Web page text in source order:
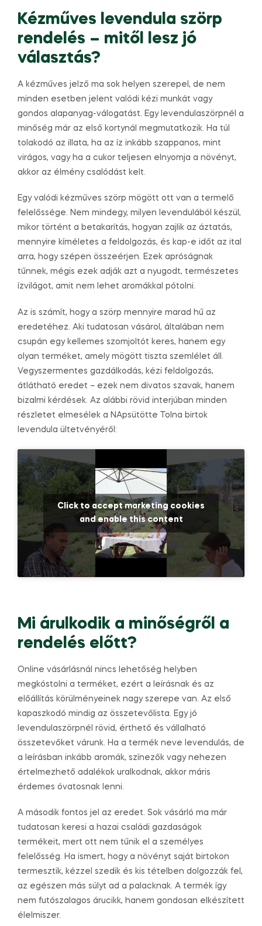
Kézműves levendula szörp
rendelés – mitől lesz jó
választás?
A kézműves jelző ma sok helyen szerepel, de nem
minden esetben jelent valódi kézi munkát vagy
gondos alapanyag-válogatást. Egy levendulaszörpnél a
minőség már az első kortynál megmutatkozik. Ha túl
tolakodó az illata, ha az íz inkább szappanos, mint
virágos, vagy ha a cukor teljesen elnyomja a növényt,
akkor az élmény csalódást kelt.
Egy valódi kézműves szörp mögött ott van a termelő
felelőssége. Nem mindegy, milyen levendulából készül,
mikor történt a betakarítás, hogyan zajlik az áztatás,
mennyire kíméletes a feldolgozás, és kap-e időt az ital
arra, hogy szépen összeérjen. Ezek apróságnak
tűnnek, mégis ezek adják azt a nyugodt, természetes
ízvilágot, amit nem lehet aromákkal pótolni.
Az is számít, hogy a szörp mennyire marad hű az
eredetéhez. Aki tudatosan vásárol, általában nem
csupán egy kellemes szomjoltót keres, hanem egy
olyan terméket, amely mögött tiszta szemlélet áll.
Vegyszermentes gazdálkodás, kézi feldolgozás,
átlátható eredet – ezek nem divatos szavak, hanem
bizalmi kérdések. Az alábbi rövid interjúban minden
részletet elmesélek a NApsütötte Tolna birtok
levendula ültetvényéről:
Click to accept marketing cookies
and enable this content
Mi árulkodik a minőségről a
rendelés előtt?
Online vásárlásnál nincs lehetőség helyben
megkóstolni a terméket, ezért a leírásnak és az
előállítás körülményeinek nagy szerepe van. Az első
kapaszkodó mindig az összetevőlista. Egy jó
levendulaszörpnél rövid, érthető és vállalható
összetevőket várunk. Ha a termék neve levendulás, de
a leírásban inkább aromák, színezők vagy nehezen
értelmezhető adalékok uralkodnak, akkor máris
érdemes óvatosnak lenni.
A második fontos jel az eredet. Sok vásárló ma már
tudatosan keresi a hazai családi gazdaságok
termékeit, mert ott nem tűnik el a személyes
felelősség. Ha ismert, hogy a növényt saját birtokon
termesztik, kézzel szedik és kis tételben dolgozzák fel,
az egészen más súlyt ad a palacknak. A termék így
nem futószalagos árucikk, hanem gondosan elkészített
élelmiszer.